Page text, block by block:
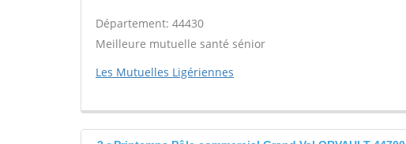
Département: 44430
Meilleure mutuelle santé sénior
Les Mutuelles Ligériennes